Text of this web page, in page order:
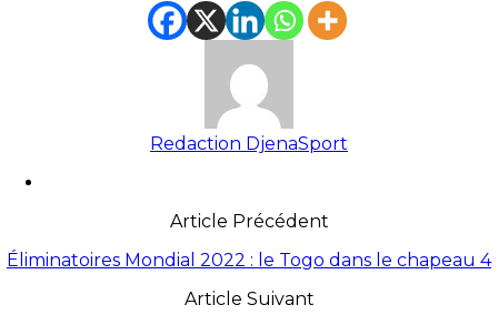
Redaction DjenaSport
Article Précédent
Éliminatoires Mondial 2022 : le Togo dans le chapeau 4
Article Suivant